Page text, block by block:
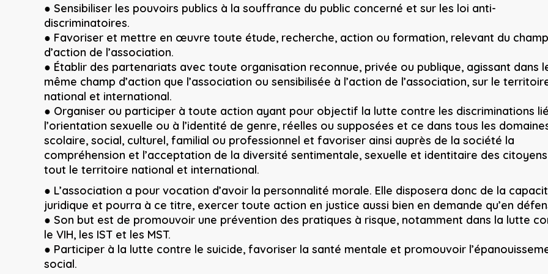
● Sensibiliser les pouvoirs publics à la souffrance du public concerné et sur les loi anti-
discriminatoires.
● Favoriser et mettre en œuvre toute étude, recherche, action ou formation, relevant du champ
d’action de l’association.
● Établir des partenariats avec toute organisation reconnue, privée ou publique, agissant dans
même champ d’action que l’association ou sensibilisée à l’action de l’association, sur le
national et international.
● Organiser ou participer à toute action ayant pour objectif la lutte contre les discriminations
l’orientation sexuelle ou à l’identité de genre, réelles ou supposées et ce dans tous les
scolaire, social, culturel, familial ou professionnel et favoriser ainsi auprès de la société la
compréhension et l’acceptation de la diversité sentimentale, sexuelle et identitaire des
tout le territoire national et international.
● L’association a pour vocation d’avoir la personnalité morale. Elle disposera donc de la
juridique et pourra à ce titre, exercer toute action en justice aussi bien en demande qu’en
● Son but est de promouvoir une prévention des pratiques à risque, notamment dans la lutte
le VIH, les IST et les MST.
● Participer à la lutte contre le suicide, favoriser la santé mentale et promouvoir
social.